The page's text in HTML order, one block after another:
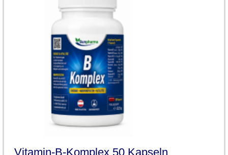
Vitamin-B-Komplex 50 Kapseln